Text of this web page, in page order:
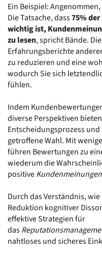
Ein Beispiel:
Die Tatsache, dass 75%
wichtig ist,
zu lesen, spricht Bände.
Erfahrungsberichte
zu reduzieren und eine
wodurch Sie sich
fühlen.
Indem
diverse Perspektiven
Entscheidungsprozess
getroffene Wahl. Mit
führen Bewertungen zu
wiederum die
positive Kundenmeinungen
Durch das Verständnis,
Reduktion kognitiver
effektive Strategien für
das
nahtloses und sicheres